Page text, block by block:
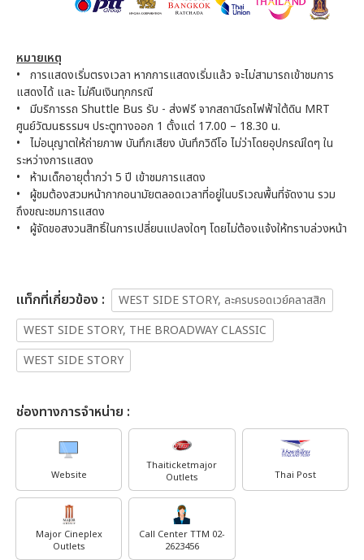
หมายเหตุ
• การแสดงเริ่มตรงเวลา หากการแสดงเริ่มแล้ว จะไม่สามารถเข้าชมการ
แสดงได้ และ ไม่คืนเงินทุกกรณี
• มีบริการรถ Shuttle Bus รับ - ส่งฟรี จากสถานีรถไฟฟ้าใต้ดิน MRT
ศูนย์วัฒนธรรมฯ ประตูทางออก 1 ตั้งแต่ 17.00 – 18.30 น.
• ไม่อนุญาตให้ถ่ายภาพ บันทึกเสียง บันทึกวิดีโอ ไม่ว่าโดยอุปกรณ์ใดๆ ใน
ระหว่างการแสดง
• ห้ามเด็กอายุต่ำกว่า 5 ปี เข้าชมการแสดง
• ผู้ชมต้องสวมหน้ากากอนามัยตลอดเวลาที่อยู่ในบริเวณพื้นที่จัดงาน รวม
ถึงขณะชมการแสดง
• ผู้จัดขอสงวนสิทธิ์ในการเปลี่ยนแปลงใดๆ โดยไม่ต้องแจ้งให้ทราบล่วงหน้า
เเท็กที่เกี่ยวข้อง :
WEST SIDE STORY, ละครบรอดเวย์คลาสสิก
WEST SIDE STORY, THE BROADWAY CLASSIC
WEST SIDE STORY
ช่องทางการจำหน่าย :
Website
Thaiticketmajor
Outlets
Thai Post
Major Cineplex
Outlets
Call Center TTM 02-
2623456